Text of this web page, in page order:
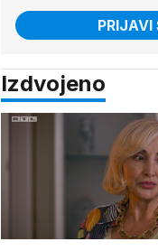
PRIJAVI
Izdvojeno